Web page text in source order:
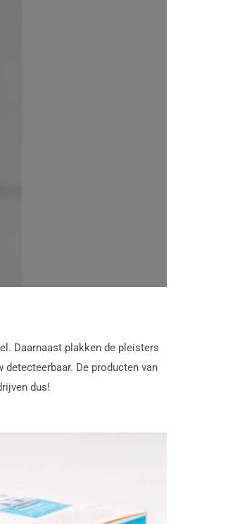
Daarnaast plakken de pleisters
De producten van
dus!